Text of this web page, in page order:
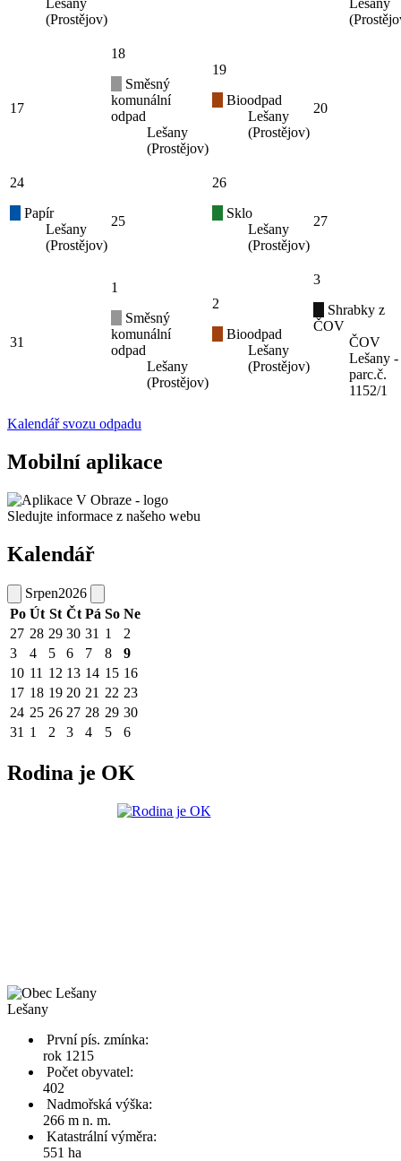
Lešany
(Prostějov)
Lešany
17
18
Směsný
komunální
odpad
Lešany
(Prostějov)
19
Bioodpad
Lešany
(Prostějov)
20
24
Papír
Lešany
(Prostějov)
25
26
Sklo
Lešany
(Prostějov)
27
31
1
Směsný
komunální
odpad
Lešany
(Prostějov)
2
Bioodpad
Lešany
(Prostějov)
3
Shrabky z
ČOV
ČOV
Lešany -
parc.č.
1152/1
Kalendář svozu odpadu
Mobilní aplikace
Sledujte informace z našeho webu
Kalendář
Srpen2026
Po Út St Čt Pá So Ne
27 28 29 30 31 1
2
3
4 5 6 7 8
9
10 11 12 13 14 15 16
17 18 19 20 21 22 23
24 25 26 27 28 29 30
31 1 2 3 4 5 6
Rodina je OK
Lešany
První pís. zmínka:
rok 1215
Počet obyvatel:
402
Nadmořská výška:
266 m n. m.
Katastrální výměra:
551 ha